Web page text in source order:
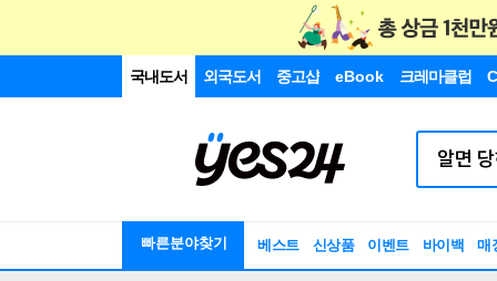
국내도서 외국도서 중고샵 eBook 크레마클럽
빠른분야찾기 베스트 신상품 이벤트 바이백 매